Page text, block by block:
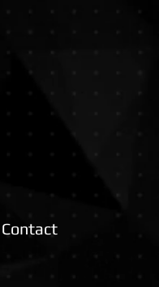
Contact